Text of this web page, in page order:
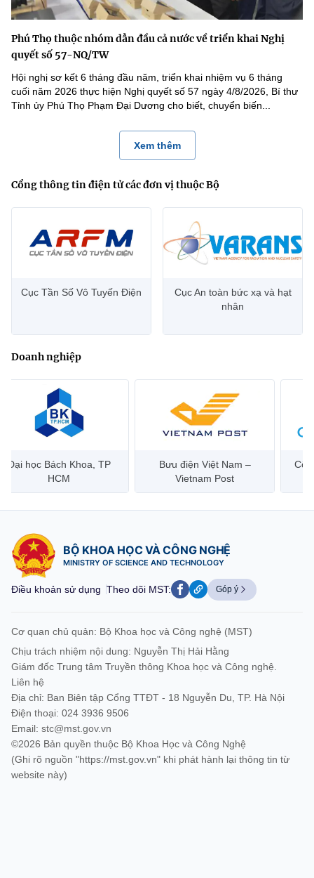
Phú Thọ thuộc nhóm dẫn đầu cả nước về triển khai Nghị
quyết số 57-NQ/TW
Hội nghị sơ kết 6 tháng đầu năm, triển khai nhiệm vụ 6 tháng
cuối năm 2026 thực hiện Nghị quyết số 57 ngày 4/8/2026, Bí thư
Tỉnh ủy Phú Thọ Phạm Đại Dương cho biết, chuyển biến...
Xem thêm
Cổng thông tin điện tử các đơn vị thuộc Bộ
Cục Tần Số Vô Tuyến Điện
Cục An toàn bức xạ và hạt
nhân
Doanh nghiệp
Đại học Bách Khoa, TP
HCM
Bưu điện Việt Nam –
Vietnam Post
BỘ KHOA HỌC VÀ CÔNG NGHỆ
MINISTRY OF SCIENCE AND TECHNOLOGY
Điều khoản sử dụng Theo dõi MST: Góp ý
Cơ quan chủ quản: Bộ Khoa học và Công nghệ (MST)
Chịu trách nhiệm nội dung: Nguyễn Thị Hải Hằng
Giám đốc Trung tâm Truyền thông Khoa học và Công nghệ.
Liên hệ
Địa chỉ: Ban Biên tập Cổng TTĐT - 18 Nguyễn Du, TP. Hà Nội
Điện thoại: 024 3936 9506
Email: stc@mst.gov.vn
©2026 Bản quyền thuộc Bộ Khoa Học và Công Nghệ
(Ghi rõ nguồn "https://mst.gov.vn" khi phát hành lại thông tin từ
website này)